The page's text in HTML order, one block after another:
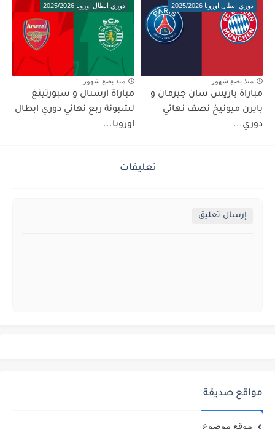
دوري ابطال اوروبا 2025/2026
منذ بضع شهور
مباراة باريس سان جيرمان و
بايرن ميونيخ نصف نهائي
دوري...
دوري ابطال اوروبا 2025/2026
منذ بضع شهور
مباراة ارسنال و سبورتينغ
لشبونة ربع نهائي دوري ابطال
اوروبا...
تعليقات
إرسال تعليق
مواقع صديقة
موقع موضوع